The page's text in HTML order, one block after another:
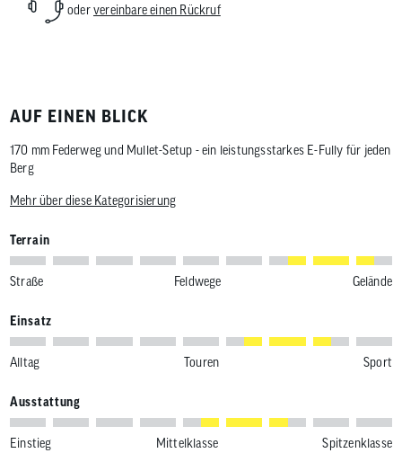
odervereinbare einen Rückruf
AUF EINEN BLICK
170 mm Federweg und Mullet-Setup - ein leistungsstarkes E-Fully für jeden
Berg
Mehr über diese Kategorisierung
Terrain
Straße Feldwege Gelände
Einsatz
Alltag Touren Sport
Ausstattung
Einstieg Mittelklasse Spitzenklasse